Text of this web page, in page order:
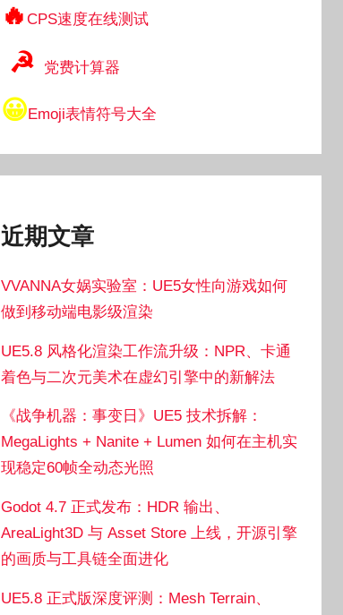
🔥CPS速度在线测试
☭ 党费计算器
😀Emoji表情符号大全
近期文章
VVANNA女娲实验室：UE5女性向游戏如何
做到移动端电影级渲染
UE5.8 风格化渲染工作流升级：NPR、卡通
着色与二次元美术在虚幻引擎中的新解法
《战争机器：事变日》UE5 技术拆解：
MegaLights + Nanite + Lumen 如何在主机实
现稳定60帧全动态光照
Godot 4.7 正式发布：HDR 输出、
AreaLight3D 与 Asset Store 上线，开源引擎
的画质与工具链全面进化
UE5.8 正式版深度评测：Mesh Terrain、